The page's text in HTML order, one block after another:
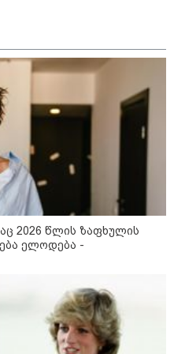
სისტემის სრული
ის წევრი
/ 06-08-2026
საზოგადოების
2008 წლის
საქართველოს აგვისტოს
2026 წლის ზაფხულის
ელოდება -